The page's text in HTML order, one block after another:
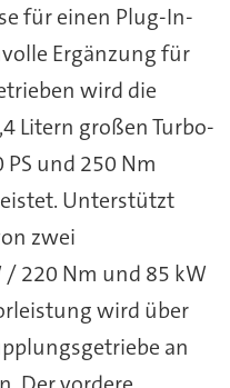
für einen Plug-In-
Ergänzung für
wird die
Litern großen Turbo-
und 250 Nm
Unterstützt
zwei
220 Nm und 85 kW
wird über
an